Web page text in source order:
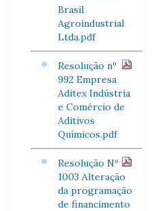
Brasil
Agroindustrial
Ltda.pdf
Resolução nº
992 Empresa
Aditex Indústria
e Comércio de
Aditivos
Químicos.pdf
Resolução Nº
1003 Alteração
da programação
de financimento